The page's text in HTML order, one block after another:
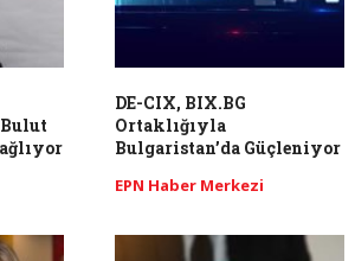
DE-CIX, BIX.BG
Ortaklığıyla
Bulgaristan’da Güçleniyor
EPN Haber Merkezi